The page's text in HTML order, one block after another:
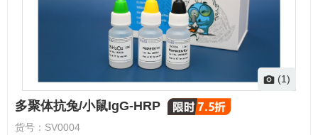
(1)
多聚体抗兔/小鼠IgG-HRP
货号： SV0004